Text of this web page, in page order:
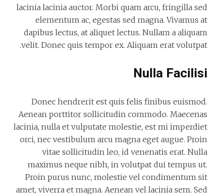
lacinia lacinia auctor. Morbi quam arcu, fringilla sed
elementum ac, egestas sed magna. Vivamus at
dapibus lectus, at aliquet lectus. Nullam a aliquam
velit. Donec quis tempor ex. Aliquam erat volutpat.
Nulla Facilisi
Donec hendrerit est quis felis finibus euismod.
Aenean porttitor sollicitudin commodo. Maecenas
lacinia, nulla et vulputate molestie, est mi imperdiet
orci, nec vestibulum arcu magna eget augue. Proin
vitae sollicitudin leo, id venenatis erat. Nulla
maximus neque nibh, in volutpat dui tempus ut.
Proin purus nunc, molestie vel condimentum sit
amet, viverra et magna. Aenean vel lacinia sem. Sed